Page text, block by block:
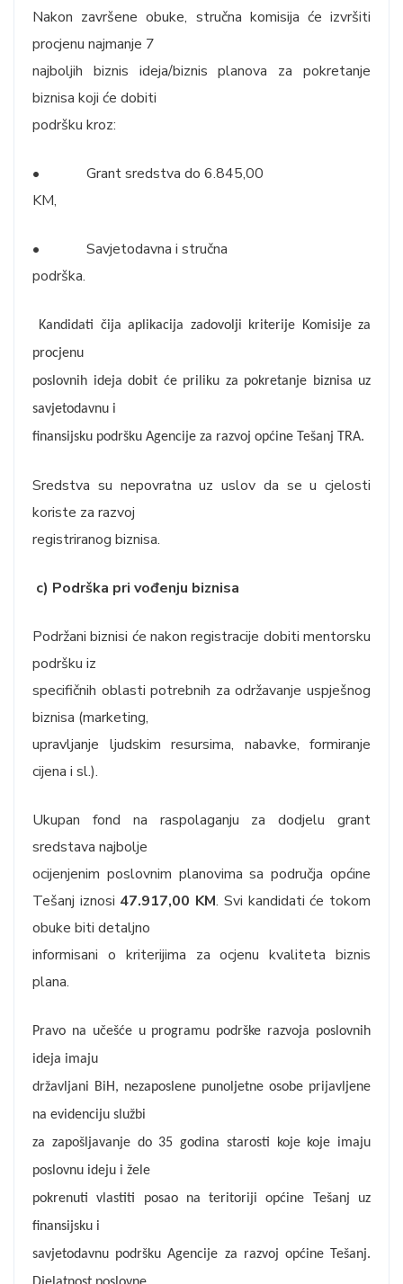
Nakon završene obuke, stručna komisija će izvršiti
procjenu najmanje 7
najboljih biznis ideja/biznis planova za pokretanje
biznisa koji će dobiti
podršku kroz:
• Grant sredstva do 6.845,00
KM,
• Savjetodavna i stručna
podrška.
Kandidati čija aplikacija zadovolji kriterije Komisije za
procjenu
poslovnih ideja dobit će priliku za pokretanje biznisa uz
savjetodavnu i
finansijsku podršku Agencije za razvoj općine Tešanj TRA.
Sredstva su nepovratna uz uslov da se u cjelosti
koriste za razvoj
registriranog biznisa.
c) Podrška pri vođenju biznisa
Podržani biznisi će nakon registracije dobiti mentorsku
podršku iz
specifičnih oblasti potrebnih za održavanje uspješnog
biznisa (marketing,
upravljanje ljudskim resursima, nabavke, formiranje
cijena i sl.).
Ukupan fond na raspolaganju za dodjelu grant
sredstava najbolje
ocijenjenim poslovnim planovima sa područja općine
Tešanj iznosi 47.917,00 KM. Svi kandidati će tokom
obuke biti detaljno
informisani o kriterijima za ocjenu kvaliteta biznis
plana.
Pravo na učešće u programu podrške razvoja poslovnih
ideja imaju
državljani BiH, nezaposlene punoljetne osobe prijavljene
na evidenciju službi
za zapošljavanje do 35 godina starosti koje koje imaju
poslovnu ideju i žele
pokrenuti vlastiti posao na teritoriji općine Tešanj uz
finansijsku i
savjetodavnu podršku Agencije za razvoj općine Tešanj.